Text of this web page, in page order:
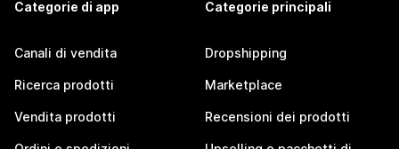
Categorie di app
Canali di vendita
Ricerca prodotti
Vendita prodotti
Categorie principali
Dropshipping
Marketplace
Recensioni dei prodotti